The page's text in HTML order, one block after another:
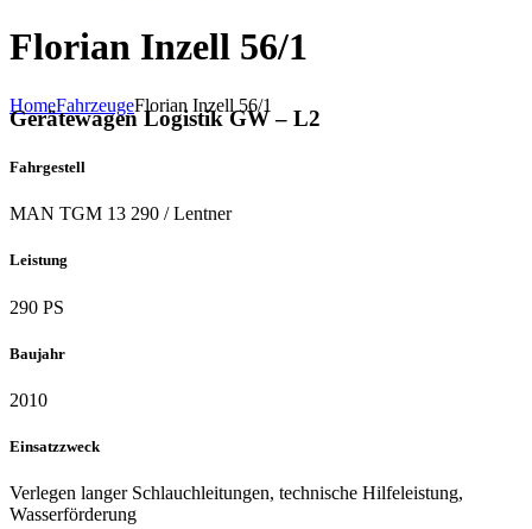
Florian Inzell 56/1
HomeFahrzeugeFlorian Inzell 56/1
Gerätewagen Logistik GW – L2
Fahrgestell
MAN TGM 13 290 / Lentner
Leistung
290 PS
Baujahr
2010
Einsatzzweck
Verlegen langer Schlauchleitungen, technische Hilfeleistung,
Wasserförderung